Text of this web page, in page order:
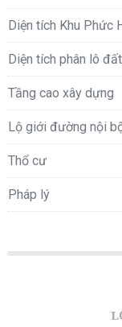
Diện tích Khu Phức
Diện tích phân lô đất
Tầng cao xây dựng
Lộ giới đường nội
Thổ cư
Pháp lý